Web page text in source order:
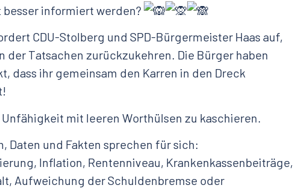
informiert werden?
CDU-Stolberg und SPD-Bürgermeister Haas auf,
der Tatsachen zurückzukehren. Die Bürger haben
dass ihr gemeinsam den Karren in den Dreck
mit leeren Worthülsen zu kaschieren.
Daten und Fakten sprechen für sich:
Inflation, Rentenniveau, Krankenkassenbeiträge,
Aufweichung der Schuldenbremse oder